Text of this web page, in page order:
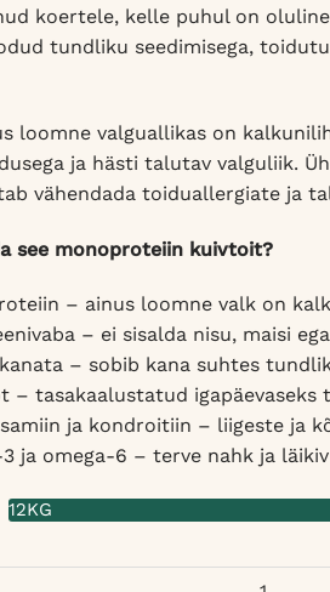
koertele, kelle puhul on
tundliku seedimisega,
loomne valguallikas on
ja hästi talutav valguliik.
vähendada toiduallergiate ja
see monoproteiin kuivtoit?
– ainus loomne valk on
– ei sisalda nisu, maisi
– sobib kana suhtes
– tasakaalustatud igapäevaseks
ja kondroitiin – liigeste ja
3 ja omega-6 – terve nahk ja
12KG
kalkuniga monoproteiin kuivtoit